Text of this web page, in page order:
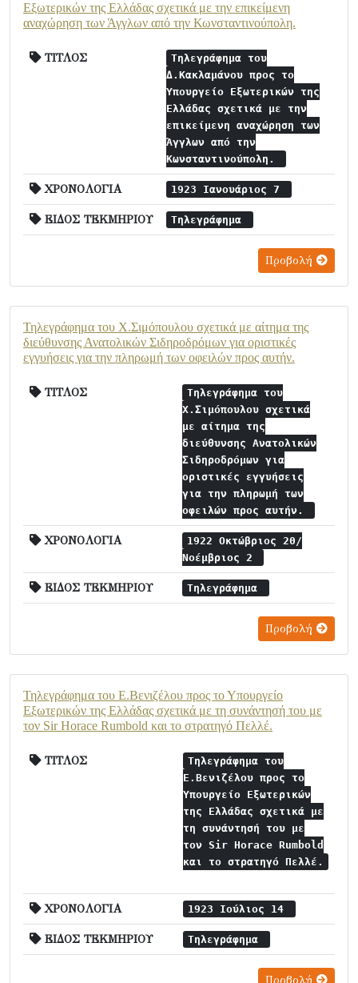
Εξωτερικών της Ελλάδας σχετικά με την επικείμενη
αναχώρηση των Άγγλων από την Κωνσταντινούπολη.
ΤΙΤΛΟΣ
Τηλεγράφημα του
Δ.Κακλαμάνου προς το
Υπουργείο Εξωτερικών της
Ελλάδας σχετικά με την
επικείμενη αναχώρηση των
Άγγλων από την
Κωνσταντινούπολη.
ΧΡΟΝΟΛΟΓΙΑ 1923 Ιανουάριος 7
ΕΙΔΟΣ ΤΕΚΜΗΡΙΟΥ Τηλεγράφημα
Προβολή
Τηλεγράφημα του Χ.Σιμόπουλου σχετικά με αίτημα της
διεύθυνσης Ανατολικών Σιδηροδρόμων για οριστικές
εγγυήσεις για την πληρωμή των οφειλών προς αυτήν.
ΤΙΤΛΟΣ
Τηλεγράφημα του
Χ.Σιμόπουλου σχετικά
με αίτημα της
διεύθυνσης Ανατολικών
Σιδηροδρόμων για
οριστικές εγγυήσεις
για την πληρωμή των
οφειλών προς αυτήν.
ΧΡΟΝΟΛΟΓΙΑ
1922 Οκτώβριος 20/
Νοέμβριος 2
ΕΙΔΟΣ ΤΕΚΜΗΡΙΟΥ Τηλεγράφημα
Προβολή
Τηλεγράφημα του Ε.Βενιζέλου προς το Υπουργείο
Εξωτερικών της Ελλάδας σχετικά με τη συνάντησή του με
τον Sir Horace Rumbold και το στρατηγό Πελλέ.
ΤΙΤΛΟΣ
Τηλεγράφημα του
Ε.Βενιζέλου προς το
Υπουργείο Εξωτερικών
της Ελλάδας σχετικά με
τη συνάντησή του με
τον Sir Horace Rumbold
και το στρατηγό Πελλέ.
ΧΡΟΝΟΛΟΓΙΑ 1923 Ιούλιος 14
ΕΙΔΟΣ ΤΕΚΜΗΡΙΟΥ Τηλεγράφημα
Προβολή